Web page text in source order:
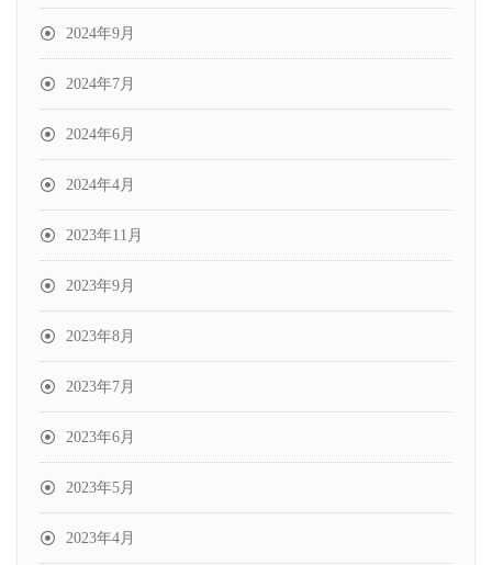
2024年9月
2024年7月
2024年6月
2024年4月
2023年11月
2023年9月
2023年8月
2023年7月
2023年6月
2023年5月
2023年4月